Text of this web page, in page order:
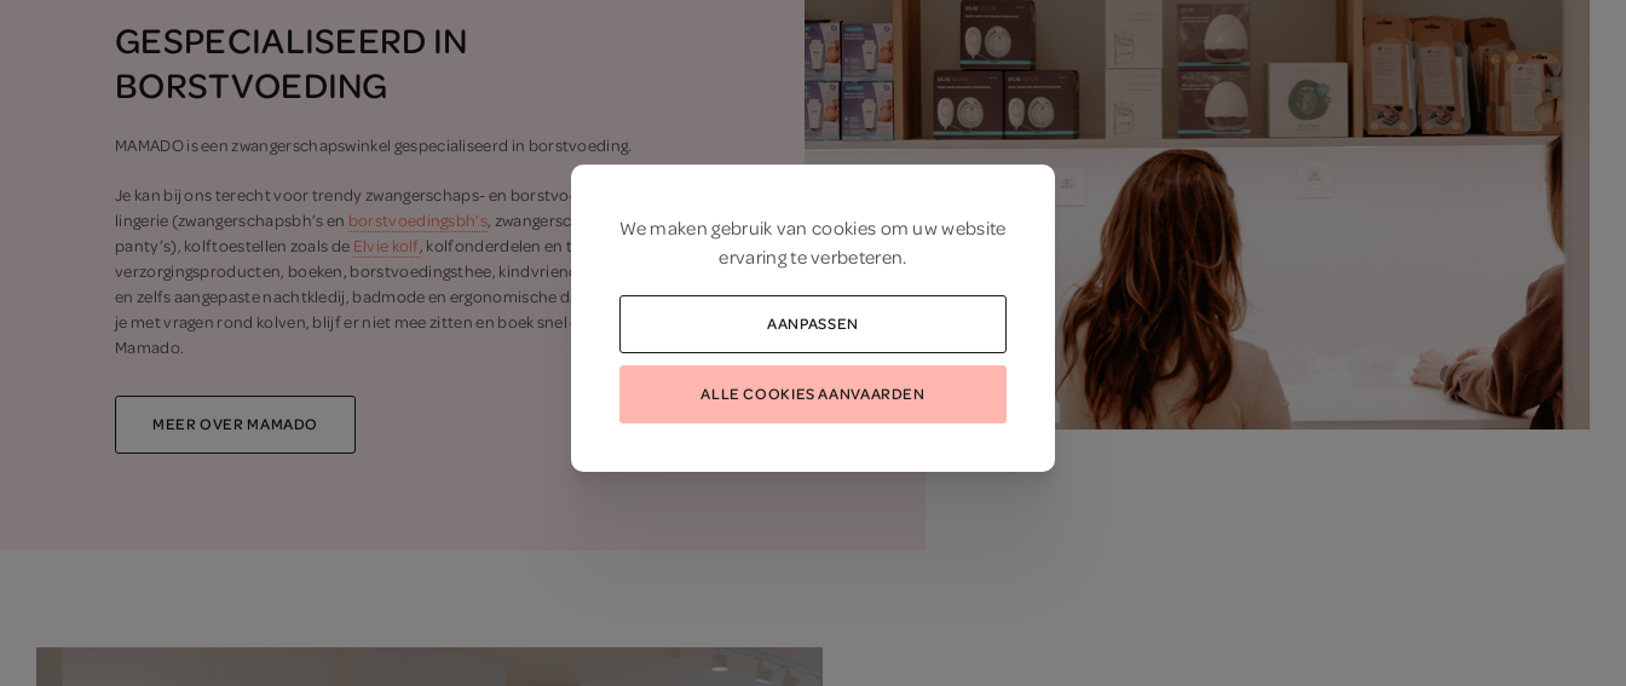
GESPECIALISEERD IN
BORSTVOEDING
MAMADO is een zwangerschapswinkel gespecialiseerd in borstvoeding.
Je kan bij ons terecht voor trendy zwangerschaps- en borstvoedingskledij,
lingerie (zwangerschapsbh’s en borstvoedingsbh’s, zwangerschapsslips en
panty’s), kolftoestellen zoals de Elvie kolf, kolfonderdelen en toebehoren,
verzorgingsproducten, boeken, borstvoedingsthee, kindvriendelijke sierraden
en zelfs aangepaste nachtkledij, badmode en ergonomische draagsystemen. Zit
je met vragen rond kolven, blijf er niet mee zitten en boek snel een
Mamado.
MEER OVER MAMADO
We maken gebruik van cookiesom uw website
ervaring te verbeteren.
AANPASSEN
ALLE COOKIES AANVAARDEN